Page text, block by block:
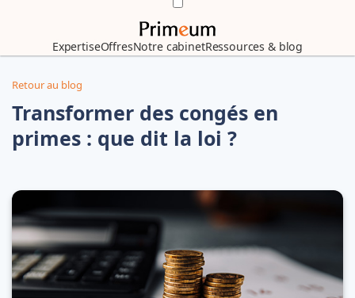
ExpertiseOffresNotre cabinetRessources & blog
Retour au blog
Transformer des congés en
primes : que dit la loi ?